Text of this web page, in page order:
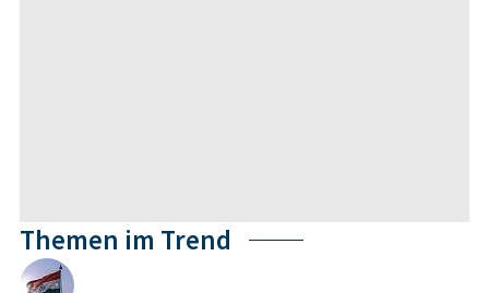
Themen im Trend